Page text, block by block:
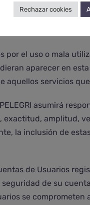
garantiza la
por los daños
por el uso o mala
aparecer en
aquellos servicios
PELEGRI asumirá
amplitud,
la inclusión de
de Usuarios
de su
se comprometen
Rechazar cookies